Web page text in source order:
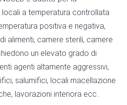
a temperatura controllata
positiva e negativa,
alimenti, camere sterili, camere
un elevato grado di
agenti altamente aggressivi,
salumifici, locali macellazione
lavorazioni interiora ecc..